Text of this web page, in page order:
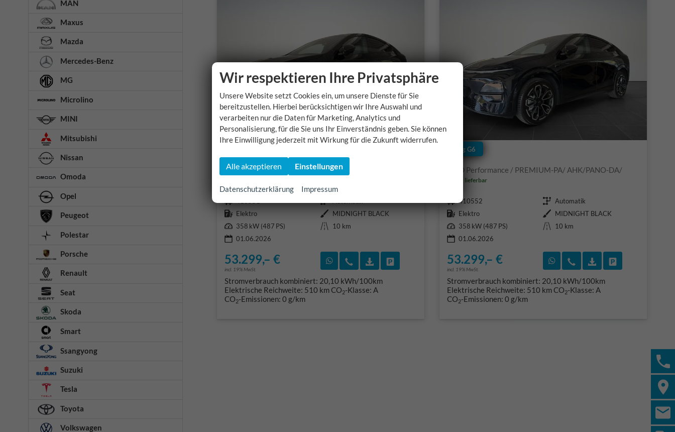
AWD Performance / PREMIUM-PA/ AHK/PANO-DA/
Kraftstoff Elektro Außenfarbe MIDNIGHT BLACK
Leistung 358 kW (487 PS) Kilometerstand
10 km
01.06.2026
53.299,– €
incl. 19% MwSt.
Rückruf vereinbaren
Wir rufen Sie an
Fahrzeugexposé (PDF)
Fahrzeug parken
Stromverbrauch kombiniert: 20,10 kWh/100km
Elektrische Reichweite: 510 kmCO2-Klasse: A
CO2-Emissionen: 0 g/km
Xpeng G6
AWD Performance / PREMIUM-PA/ AHK/PANO-DA/
sofort lieferbar
410552 Getriebe Automatik
Kraftstoff Elektro Außenfarbe MIDNIGHT BLACK
Leistung 358 kW (487 PS) Kilometerstand
10 km
01.06.2026
53.299,– €
incl. 19% MwSt.
Rückruf vereinbaren
Wir rufen Sie an
Fahrzeugexposé
Stromverbrauch kombiniert: 20,10 kWh/100km
Elektrische Reichweite: 510 kmCO2-Klasse: A
CO2-Emissionen: 0 g/km
MAN
Maxus
Mazda
Mercedes-Benz
MG
Microlino
MINI
Mitsubishi
Nissan
Omoda
Opel
Peugeot
Polestar
Porsche
Renault
Seat
Skoda
Smart
Ssangyong
Suzuki
Tesla
Toyota
Volkswagen
Wir respektieren Ihre Privatsphäre
Unsere Website setzt Cookies ein, um unsere Dienste für Sie
bereitzustellen. Hierbei berücksichtigen wir Ihre Auswahl und
verarbeiten nur die Daten für Marketing, Analytics und
Personalisierung, für die Sie uns Ihr Einverständnis geben. Sie können
Ihre Einwilligung jederzeit mit Wirkung für die Zukunft widerrufen.
Alle akzeptieren Einstellungen
Datenschutzerklärung Impressum